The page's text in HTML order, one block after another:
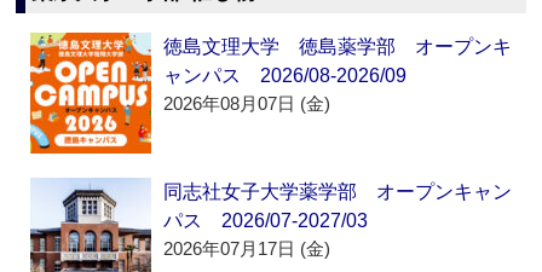
徳島文理大学 徳島薬学部 オープンキ
ャンパス 2026/08-2026/09
2026年08月07日 (金)
同志社女子大学薬学部 オープンキャン
パス 2026/07-2027/03
2026年07月17日 (金)